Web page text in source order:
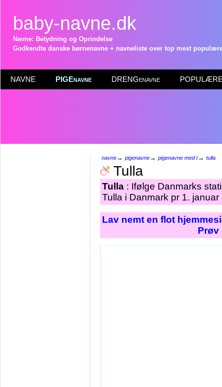
baby-navne.dk
Navne: Betydning og Oprindelse
Godkendte danske børnenavne + navneliste over top mest
NAVNE PIGEnavne DRENGenavne POPULÆRE
navne→ pigenavne→ pigenavne med t→ tulla
Tulla
Tulla : Ifølge Danmarks
Tulla i Danmark pr 1. januar
Lav nemt en flot
Prøv